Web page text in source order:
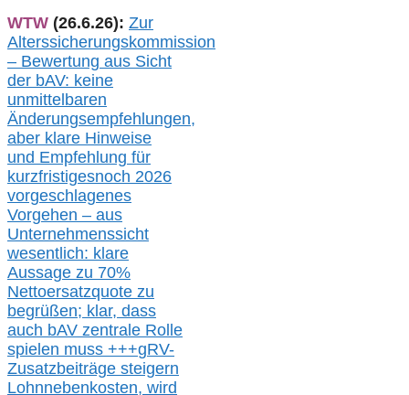
WTW (26.6.26): Zur
Alterssicherungskommission
– Bewertung aus Sicht
der bAV: keine
unmittelbaren
Änderungsempfehlungen,
aber klare Hinweise
und Empfehlung für
kurzfristigesnoch 2026
vorgeschlagenes
Vorgehen – aus
Unternehmenssicht
wesentlich: klare
Aussage zu 70%
Nettoersatzquote zu
begrüßen; klar, dass
auch bAV zentrale Rolle
spielen muss +++gRV-
Zusatzbeiträge steigern
Lohnnebenkosten, wird